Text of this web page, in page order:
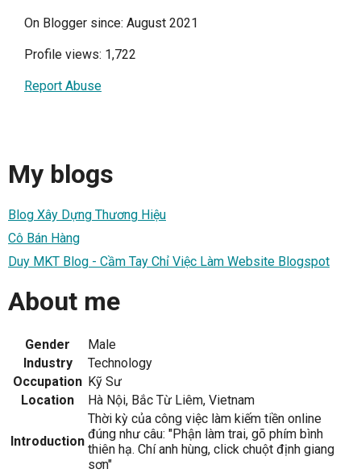
On Blogger since: August 2021
Profile views: 1,722
Report Abuse
My blogs
Blog Xây Dựng Thương Hiệu
Cô Bán Hàng
Duy MKT Blog - Cầm Tay Chỉ Việc Làm Website Blogspot
About me
Gender
Male
Industry
Technology
Occupation Kỹ Sư
Location
Hà Nội, Bắc Từ Liêm, Vietnam
Introduction
Thời kỳ của công việc làm kiếm tiền online
đúng như câu: "Phận làm trai, gõ phím bình
thiên hạ. Chí anh hùng, click chuột định giang
sơn"